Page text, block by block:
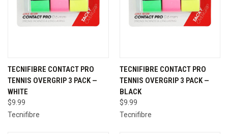
TECNIFIBRE CONTACT PRO
TENNIS OVERGRIP 3 PACK —
WHITE
$9.99
Tecnifibre
TECNIFIBRE CONTACT PRO
TENNIS OVERGRIP 3 PACK —
BLACK
$9.99
Tecnifibre